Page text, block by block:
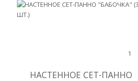
1
НАСТЕННОЕ СЕТ-ПАННО